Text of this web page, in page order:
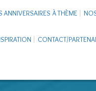
ANNIVERSAIRES À THÈME
CONTACT/